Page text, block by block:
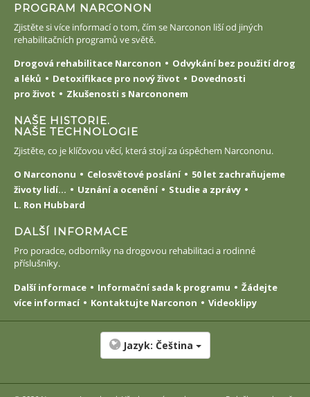
PROGRAM NARCONON
Zjistěte si více informací o tom, čím se Narconon liší od jiných
rehabilitačních programů ve světě.
Drogová rehabilitace Narconon
Odvykání bez použití drog
a léků
Detoxifikace pro nový život
Dovednosti
pro život
Zkušenosti s Narcononem
NAŠE HISTORIE.
NAŠE TECHNOLOGIE
Zjistěte, co je klíčovou věcí, která stojí za úspěchem Narcononu.
O Narcononu
Celosvětové poslání
50 let zachraňujeme
životy lidí...
Uznání a ocenění
Studie a zprávy
L. Ron Hubbard
DALŠÍ INFORMACE
Pro poradce, odborníky na drogovou rehabilitaci a rodinné
příslušníky.
Další informace
Informační sada k programu
Žádejte
více informací
Kontaktujte Narconon Videoklipy
Jazyk: Čeština